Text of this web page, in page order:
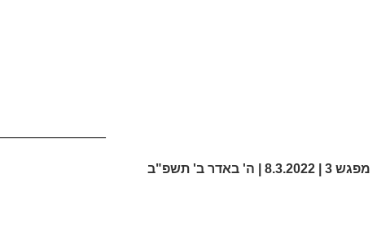
מפגש 3 | 8.3.2022 | ה' באדר ב' תשפ"ב